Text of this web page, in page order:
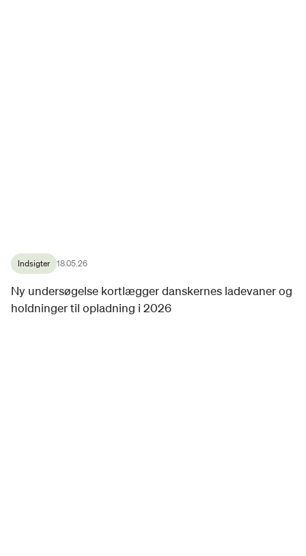
Indsigter 18.05.26
Ny undersøgelse kortlægger danskernes ladevaner og
holdninger til opladning i 2026